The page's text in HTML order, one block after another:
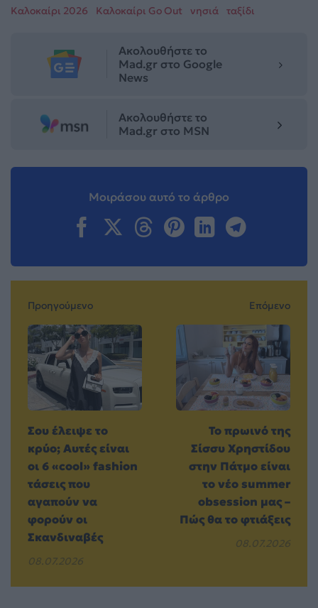
Καλοκαίρι 2026 Καλοκαίρι Go Out νησιά ταξίδι
Ακολουθήστε το
Mad.gr στο Google
News
Ακολουθήστε το
Mad.gr στο MSN
Μοιράσου αυτό το άρθρο
Προηγούμενο
Σου έλειψε το
κρύο; Αυτές είναι
οι 6 «cool» fashion
τάσεις που
αγαπούν να
φορούν οι
Σκανδιναβές
08.07.2026
Επόμενο
Το πρωινό της
Σίσσυ Χρηστίδου
στην Πάτμο είναι
το νέο summer
obsession μας –
Πώς θα το φτιάξεις
08.07.2026